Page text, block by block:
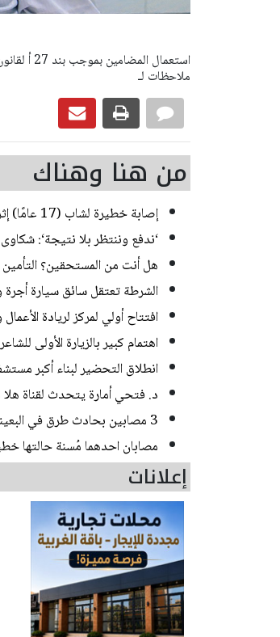
ملاحظات لـ
من هنا وهناك
إصابة خطيرة لشاب (17 عامًا) إثر اصطدام بين تراكتورون وشاحنة في يركا
‘ندفع وننتظر بلا نتيجة‘:
هل أنت من المستحقين؟ التأمين
الشرطة تعتقل سائق سيارة أجرة وتكتشف أنه
افتتاح أولي لمركز لريادة
اهتمام كبير بالزيارة الأولى
انطلاق التحضير لبناء أكبر
د. فتحي أمارة يتحدث لقناة
3 مصابين بحادث طرق في البعينة النجيدات
مصابان احدهما مُسنة حالتها
إعلانات